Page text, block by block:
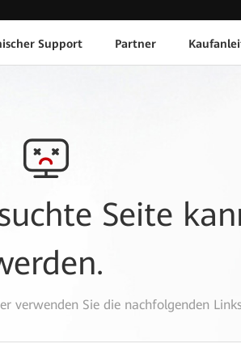
Support Partner
Seite
verwenden Sie die nachfolgenden